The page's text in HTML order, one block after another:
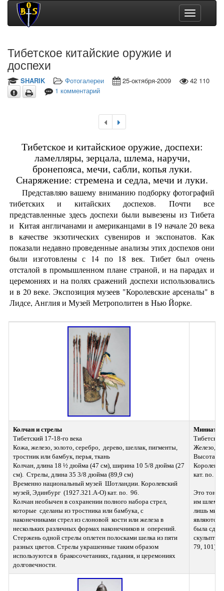
Toggle
navigation
Тибетское китайские оружие и
доспехи
SHARIK Фотогалереи 25-октября-2009
42 110
1 комментарий
Тибетское и китайскиое оружие, доспехи:
ламелляры, зерцала, шлема, наручи,
бронепояса, мечи, сабли, копья луки.
Снаряжение: стремена и седла, мечи и луки.
Представляю вашему вниманию подборку фотографий
тибетских и китайских доспехов. Почти все
представленные здесь доспехи были вывезены из Тибета
и Китая англичанами и американцами в 19 начале 20 века
в качестве экзотических сувениров и экспонатов. Как
показали недавно проведенные анализы этих доспехов они
были изготовлены с 14 по 18 век. Тибет был очень
отсталой в промышленном плане страной, и на парадах и
церемониях и на полях сражений доспехи использовались
и в 20 веке. Экспозиция музеев "Королевские арсеналы" в
Лидсе, Англия и Музей Метрополитен в Нью Йорке.
Колчан и стрелы
Тибетский 17-18-го века
Кожа, железо, золото, серебро,  дерево, шеллак, пигменты,
тростник или бамбук, перья, ткань
Колчан, длина 18 ½ дюйма (47 см), ширина 10 5/8 дюйма (27
см).  Стрелы, длина 35 3/8 дюйма (89,9 см)
Временно национальный музей  Шотландии. Королевский
музей, Эдинбург  (1927.321.A-O) кат. no.  96.
Колчан необычен в сохранении полного набора стрел,
которые  сделаны из тростника или бамбука, с
наконечниками стрел из слоновой  кости или железа в
нескольких различных формах наконечников и  оперений.
Стержень одной стрелы оплетен полосками шелка из пяти
разных цветов. Стрелы украшенные таким образом
используются в  бракосочетаниях, гадания, и церемониях
долговечности.
Железо,
Высота
кат. no. 2
Это тонко
им шлемом
лишь
являются
была
79, 101),